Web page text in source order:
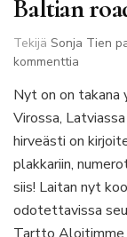
Baltian
Tekijä Sonja Tien
kommenttia
road
trip
lyhyesti
Nyt on on takana
Virossa,
hirveästi on
plakkariin,
siis! Laitan nyt
odotettavissa